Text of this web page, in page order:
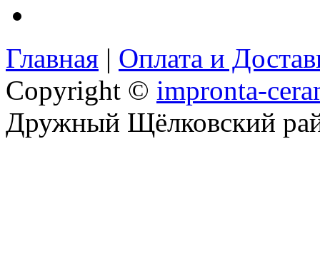
Главная | Оплата и
Copyright © impronta-
Дружный Щёлковский